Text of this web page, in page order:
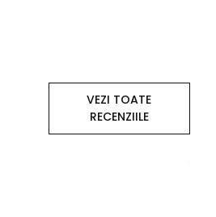
VEZI TOATE
RECENZIILE